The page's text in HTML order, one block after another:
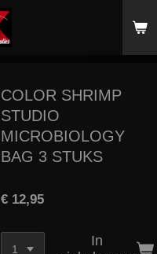
COLOR SHRIMP
STUDIO
MICROBIOLOGY
BAG 3 STUKS
€ 12,95
In